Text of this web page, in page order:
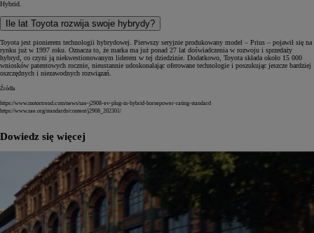
Hybrid.
Ile lat Toyota rozwija swoje hybrydy?
Toyota jest pionierem technologii hybrydowej. Pierwszy seryjnie produkowany model – Prius – pojawił się na
rynku już w 1997 roku. Oznacza to, że marka ma już ponad 27 lat doświadczenia w rozwoju i sprzedaży
hybryd, co czyni ją niekwestionowanym liderem w tej dziedzinie. Dodatkowo, Toyota składa około 15 000
wniosków patentowych rocznie, nieustannie udoskonalając oferowane technologie i poszukując jeszcze bardziej
oszczędnych i niezawodnych rozwiązań.
Źródła
https://www.motortrend.com/news/sae-j2908-ev-plug-in-hybrid-horsepower-rating-standard
https://www.sae.org/standards/content/j2908_202301/
Dowiedz się więcej